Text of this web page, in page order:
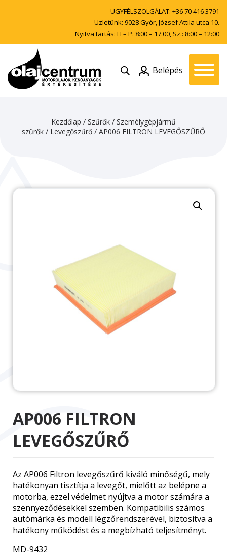
ÜGYFÉLSZOLGÁLAT: +36 70 416 3791
Üzletünk: 9028 Győr, József Attila utca 10.
Nyitva tartás: H – P: 8:00 – 17:00, Sz.: 8:00 – 12:00
Belépés
Kezdőlap / Szűrők / Személygépjármű
szűrők / Levegőszűrő / AP006 FILTRON LEVEGŐSZŰRŐ
AP006 FILTRON
LEVEGŐSZŰRŐ
Az AP006 Filtron levegőszűrő kiváló minőségű, mely
hatékonyan tisztítja a levegőt, mielőtt az belépne a
motorba, ezzel védelmet nyújtva a motor számára a
szennyeződésekkel szemben. Kompatibilis számos
autómárka és modell légzőrendszerével, biztosítva a
hatékony működést és a megbízható teljesítményt.
MD-9432